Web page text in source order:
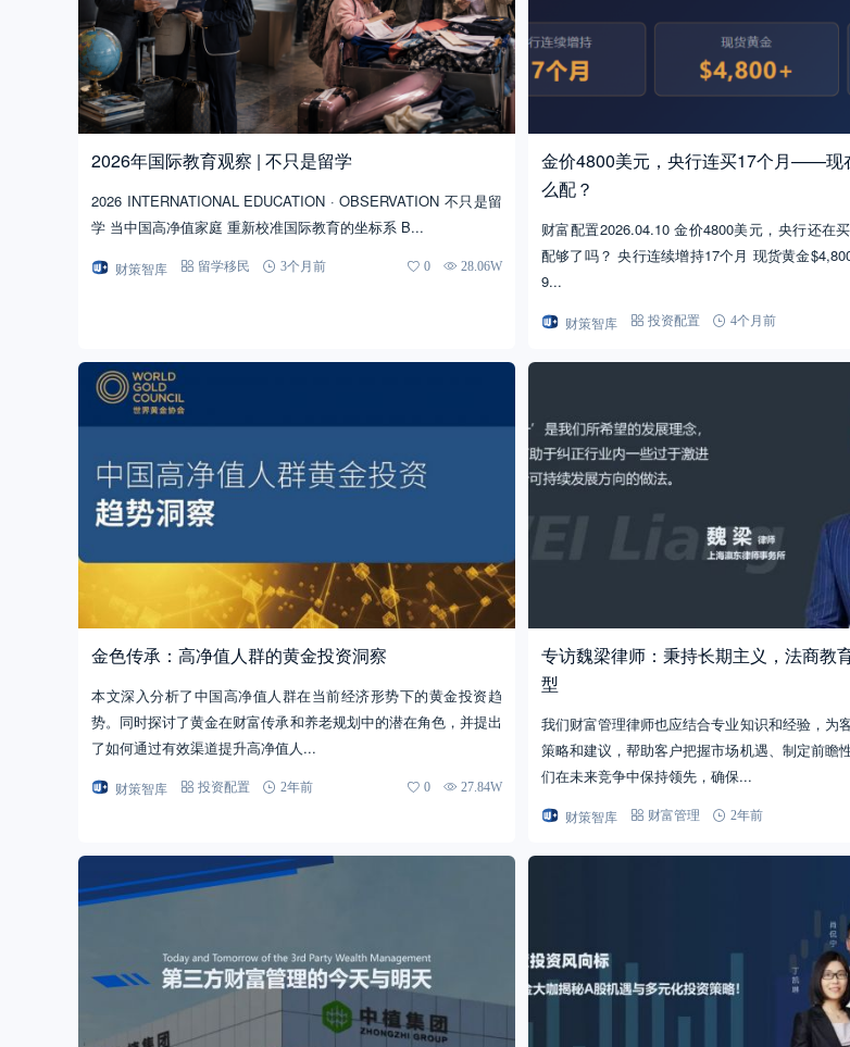
2026年国际教育观察 | 不只是留学
2026 INTERNATIONAL EDUCATION · OBSERVATION 不只是留
学 当中国高净值家庭 重新校准国际教育的坐标系 B...
财策智库 留学移民 3个月前 0 28.06W
金价4800美元，央行连买17个月——现
么配？
财富配置2026.04.10 金价4800美元，央行还在
配够了吗？ 央行连续增持17个月 现货黄金
9...
财策智库 投资配置 4个月前
金色传承：高净值人群的黄金投资洞察
本文深入分析了中国高净值人群在当前经济形势下的黄金投资趋
势。同时探讨了黄金在财富传承和养老规划中的潜在角色，并提出
了如何通过有效渠道提升高净值人...
财策智库 投资配置 2年前 0 27.84W
专访魏梁律师：秉持长期主义，法商教
型
我们财富管理律师也应结合专业知识和经验，为
策略和建议，帮助客户把握市场机遇、制定前瞻
们在未来竞争中保持领先，确保...
财策智库 财富管理 2年前